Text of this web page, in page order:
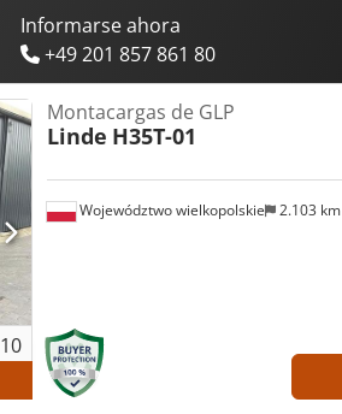
Informarse ahora
+49 201 857 861 80
10
Województwo wielkopolskie 2.103 km
Montacargas de GLP
Linde H35T-01